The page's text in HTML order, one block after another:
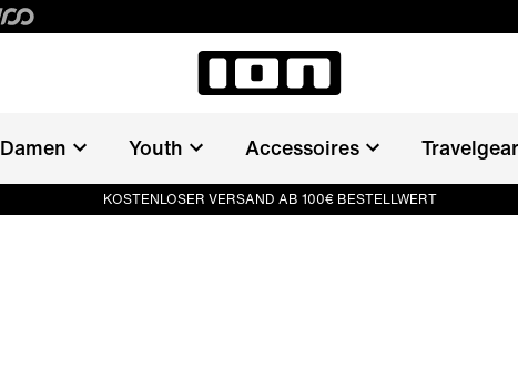
Damen Youth Accessoires Travelgear
KOSTENLOSER VERSAND AB 100€ BESTELLWERT